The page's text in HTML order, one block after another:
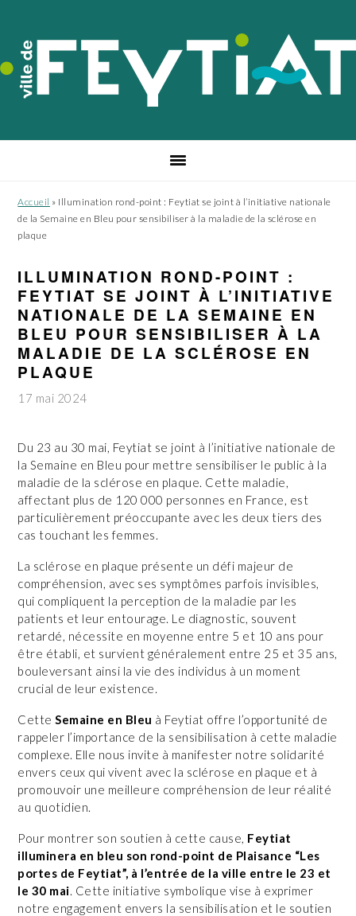
navigation
principale
contenu
principal
pied
de
page
Accueil » Illumination rond-point : Feytiat se joint à l’initiative nationale
de la Semaine en Bleu pour sensibiliser à la maladie de la sclérose en
plaque
ILLUMINATION ROND-POINT :
FEYTIAT SE JOINT À L’INITIATIVE
NATIONALE DE LA SEMAINE EN
BLEU POUR SENSIBILISER À LA
MALADIE DE LA SCLÉROSE EN
PLAQUE
17 mai 2024
Du 23 au 30 mai, Feytiat se joint à l’initiative nationale de
la Semaine en Bleu pour mettre sensibiliser le public à la
maladie de la sclérose en plaque. Cette maladie,
affectant plus de 120 000 personnes en France, est
particulièrement préoccupante avec les deux tiers des
cas touchant les femmes.
La sclérose en plaque présente un défi majeur de
compréhension, avec ses symptômes parfois invisibles,
qui compliquent la perception de la maladie par les
patients et leur entourage. Le diagnostic, souvent
retardé, nécessite en moyenne entre 5 et 10 ans pour
être établi, et survient généralement entre 25 et 35 ans,
bouleversant ainsi la vie des individus à un moment
crucial de leur existence.
CetteSemaine en Bleu à Feytiat offre l’opportunité de
rappeler l’importance de la sensibilisation à cette maladie
complexe. Elle nous invite à manifester notre solidarité
envers ceux qui vivent avec la sclérose en plaque et à
promouvoir une meilleure compréhension de leur réalité
au quotidien.
Pour montrer son soutien à cette cause, Feytiat
illuminera en bleu son rond-point de Plaisance “Les
portes de Feytiat”, à l’entrée de la ville entre le 23 et
le 30 mai. Cette initiative symbolique vise à exprimer
notre engagement envers la sensibilisation et le soutien